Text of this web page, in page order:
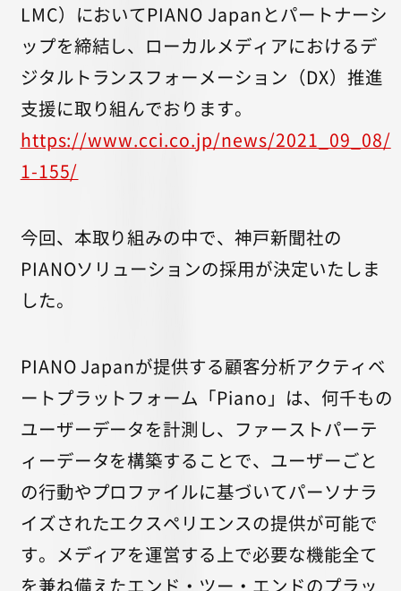
LMC）においてPIANO Japanとパートナーシ
ップを締結し、ローカルメディアにおけるデ
ジタルトランスフォーメーション（DX）推進
支援に取り組んでおります。
https://www.cci.co.jp/news/2021_09_08/
1-155/
今回、本取り組みの中で、神戸新聞社の
PIANOソリューションの採用が決定いたしま
した。
PIANO Japanが提供する顧客分析アクティベ
ートプラットフォーム「Piano」は、何千もの
ユーザーデータを計測し、ファーストパーテ
ィーデータを構築することで、ユーザーごと
の行動やプロファイルに基づいてパーソナラ
イズされたエクスペリエンスの提供が可能で
す。メディアを運営する上で必要な機能全て
を兼ね備えたエンド・ツー・エンドのプラッ